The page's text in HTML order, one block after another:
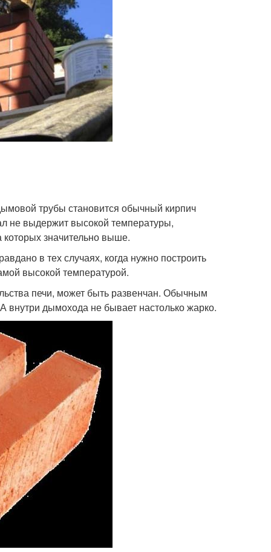
трубы становится обычный кирпич
не выдержит высокой температуры,
значительно выше.
в тех случаях, когда нужно построить
высокой температурой.
печи, может быть развенчан. Обычным
внутри дымохода не бывает настолько жарко.